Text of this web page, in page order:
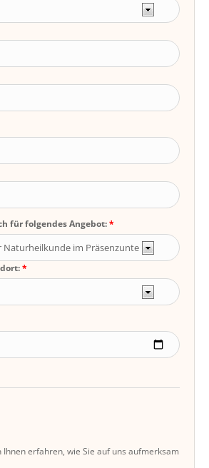
für folgendes Angebot:
erfahren, wie Sie auf uns aufmerksam